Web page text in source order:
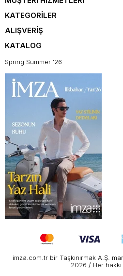
KATEGORİLER
ALIŞVERİŞ
KATALOG
Spring Summer '26
imza.com.tr bir Taşkınırmak A.Ş.
2026 / Her hakkı